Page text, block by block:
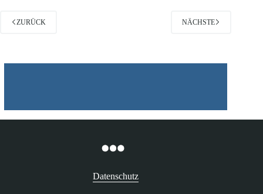
ZURÜCK NÄCHSTE
Datenschutz